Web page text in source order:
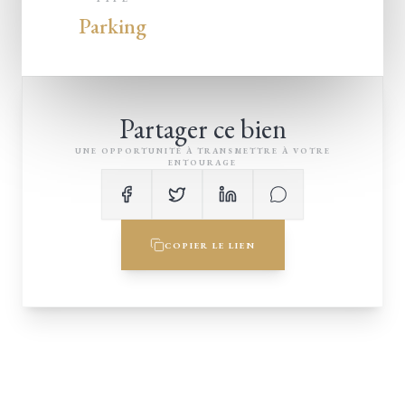
Parking
Partager ce bien
UNE OPPORTUNITÉ À TRANSMETTRE À VOTRE
ENTOURAGE
COPIER LE LIEN